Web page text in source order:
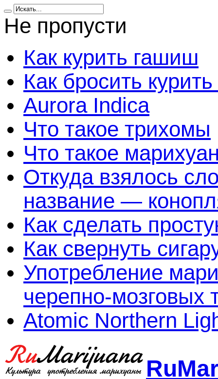
Не пропусти
Как курить гашиш
Как бросить
Aurora Indica
Что такое трихомы
Что такое
Откуда взялось
название —
Как сделать
Как свернуть
Употребление
черепно-мозговых
Atomic Northern